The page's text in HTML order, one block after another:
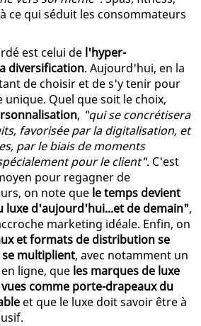
ce qui séduit les consommateurs
est celui de l'hyper-
diversification. Aujourd'hui, en la
de choisir et de s'y tenir pour
Quel que soit le choix,
, "qui se concrétisera
favorisée par la digitalisation, et
par le biais de moments
pour le client". C'est
pour regagner de
on note que le temps devient
luxe d'aujourd'hui...et de demain",
marketing idéale. Enfin, on
et formats de distribution se
multiplient, avec notamment un
ligne, que les marques de luxe
comme porte-drapeaux du
et que le luxe doit savoir être à